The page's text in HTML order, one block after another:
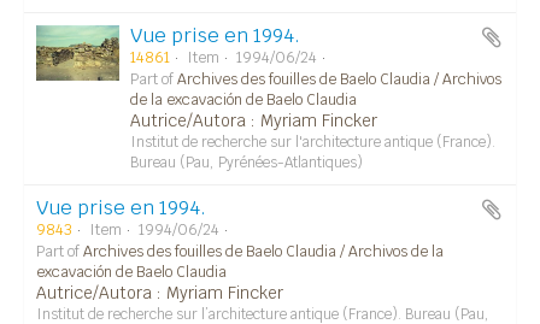
Vue prise en 1994.
14861 Item
1994/06/24
Part ofArchives des fouilles de Baelo Claudia / Archivos
de la excavación de Baelo Claudia
Autrice/Autora : Myriam Fincker
Institut de recherche sur l'architecture antique (France).
Bureau (Pau, Pyrénées-Atlantiques)
Vue prise en 1994.
9843 Item
1994/06/24
Part ofArchives des fouilles de Baelo Claudia / Archivos de la
excavación de Baelo Claudia
Autrice/Autora : Myriam Fincker
Institut de recherche sur l’architecture antique (France). Bureau (Pau,